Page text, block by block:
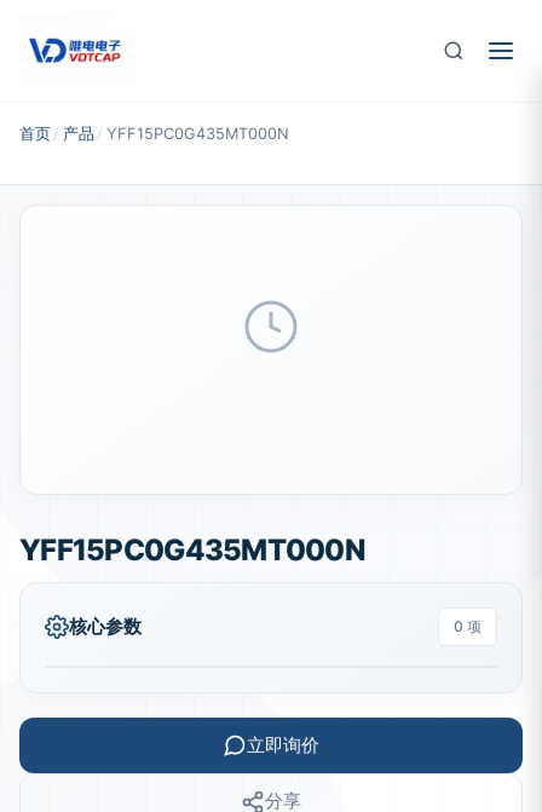
首页 / 产品 / YFF15PC0G435MT000N
YFF15PC0G435MT000N
核心参数 0 项
立即询价
分享